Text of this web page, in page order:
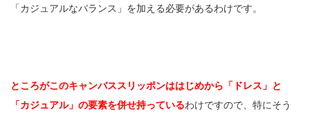
「カジュアルなバランス」を加える必要があるわけです。
ところがこのキャンバススリッポンははじめから「ドレス」と
「カジュアル」の要素を併せ持っているわけですので、特にそう